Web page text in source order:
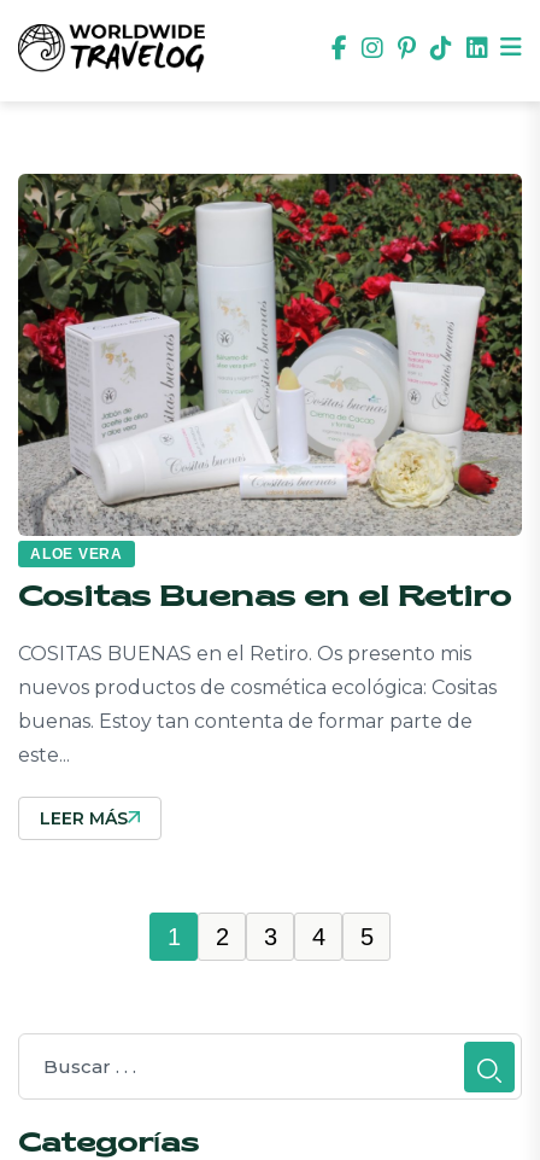
ALOE VERA
Cositas Buenas en el Retiro
COSITAS BUENAS en el Retiro. Os presento mis
nuevos productos de cosmética ecológica: Cositas
buenas. Estoy tan contenta de formar parte de
este...
LEER MÁS
1 2 3 4 5
Categorías